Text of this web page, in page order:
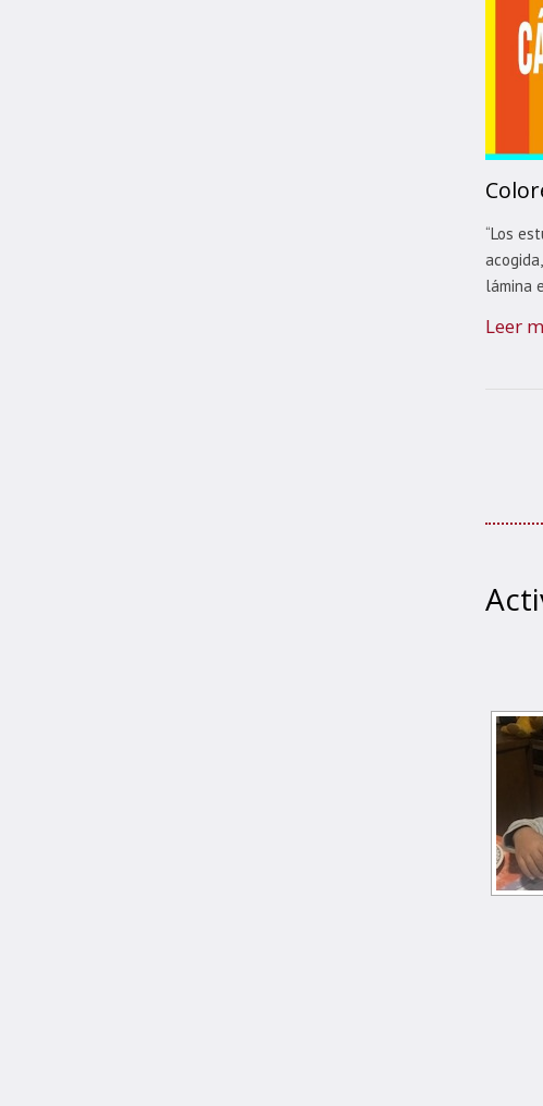
“Los
lámina
Leer